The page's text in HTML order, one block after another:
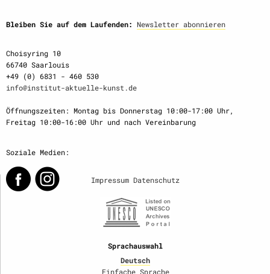
Bleiben Sie auf dem Laufenden: Newsletter abonnieren
Choisyring 10
66740 Saarlouis
+49 (0) 6831 - 460 530
info@institut-aktuelle-kunst.de
Öffnungszeiten: Montag bis Donnerstag 10:00-17:00 Uhr,
Freitag 10:00-16:00 Uhr und nach Vereinbarung
Soziale Medien:
Impressum Datenschutz
Sprachauswahl
Deutsch
Einfache Sprache